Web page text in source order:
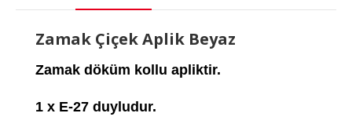
Zamak Çiçek Aplik Beyaz
Zamak döküm kollu apliktir.
1 x E-27 duyludur.